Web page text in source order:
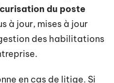
du poste
à jour, mises à jour
des habilitations
en cas de litige. Si